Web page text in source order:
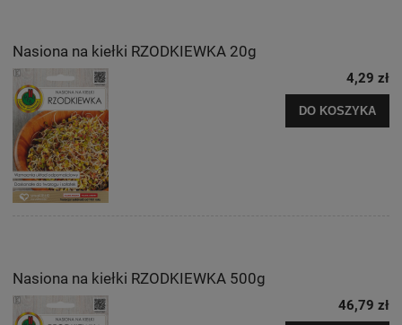
Nasiona na kiełki RZODKIEWKA 20g
4,29 zł
DO KOSZYKA
Nasiona na kiełki RZODKIEWKA 500g
46,79 zł